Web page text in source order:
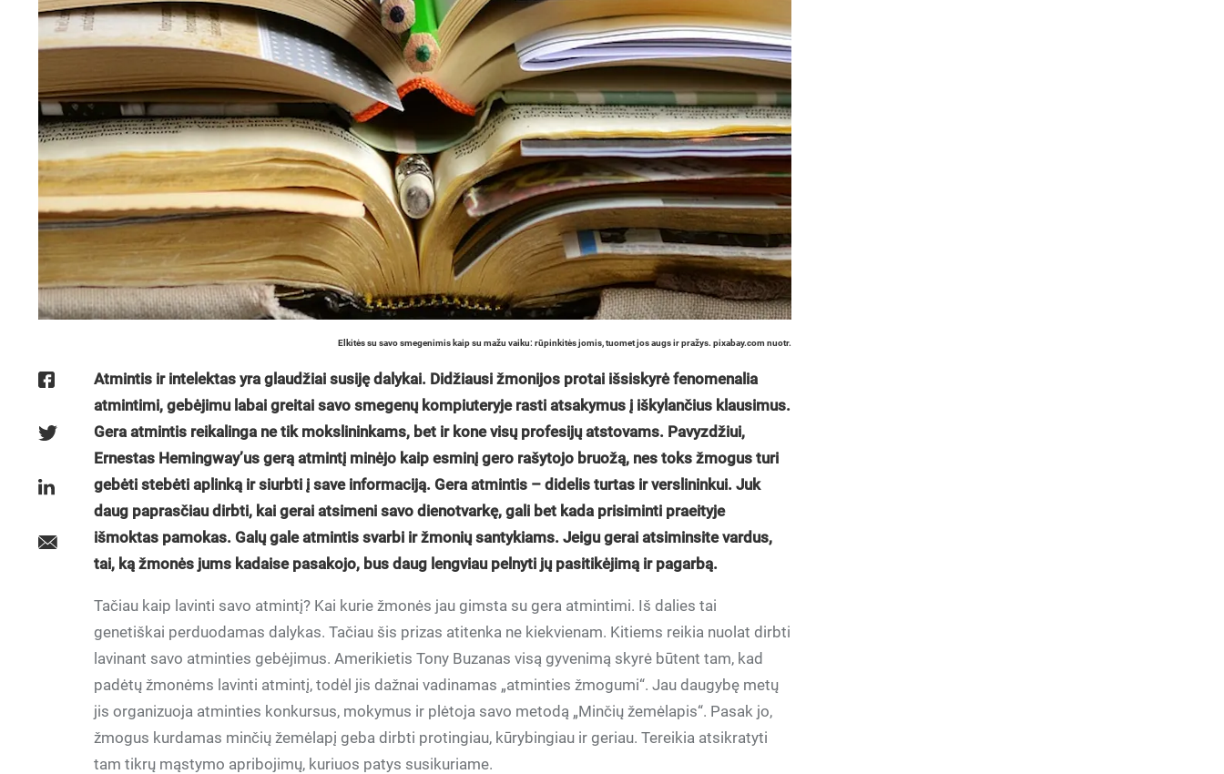
Elkitės su savo smegenimis kaip su mažu vaiku: rūpinkitės jomis, tuomet jos augs ir pražys. pixabay.com nuotr.
Atmintis ir intelektas yra glaudžiai susiję dalykai. Didžiausi žmonijos protai išsiskyrė fenomenalia
atmintimi, gebėjimu labai greitai savo smegenų kompiuteryje rasti atsakymus į iškylančius klausimus.
Gera atmintis reikalinga ne tik mokslininkams, bet ir kone visų profesijų atstovams. Pavyzdžiui,
Ernestas Hemingway’us gerą atmintį minėjo kaip esminį gero rašytojo bruožą, nes toks žmogus turi
gebėti stebėti aplinką ir siurbti į save informaciją. Gera atmintis – didelis turtas ir verslininkui. Juk
daug paprasčiau dirbti, kai gerai atsimeni savo dienotvarkę, gali bet kada prisiminti praeityje
išmoktas pamokas. Galų gale atmintis svarbi ir žmonių santykiams. Jeigu gerai atsiminsite vardus,
tai, ką žmonės jums kadaise pasakojo, bus daug lengviau pelnyti jų pasitikėjimą ir pagarbą.
Tačiau kaip lavinti savo atmintį? Kai kurie žmonės jau gimsta su gera atmintimi. Iš dalies tai
genetiškai perduodamas dalykas. Tačiau šis prizas atitenka ne kiekvienam. Kitiems reikia nuolat dirbti
lavinant savo atminties gebėjimus. Amerikietis Tony Buzanas visą gyvenimą skyrė būtent tam, kad
padėtų žmonėms lavinti atmintį, todėl jis dažnai vadinamas „atminties žmogumi“. Jau daugybę metų
jis organizuoja atminties konkursus, mokymus ir plėtoja savo metodą „Minčių žemėlapis“. Pasak jo,
žmogus kurdamas minčių žemėlapį geba dirbti protingiau, kūrybingiau ir geriau. Tereikia atsikratyti
tam tikrų mąstymo apribojimų, kuriuos patys susikuriame.